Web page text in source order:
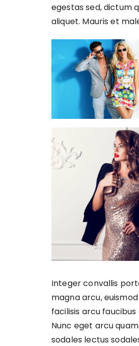
egestas sed, dictum
aliquet. Mauris et
Integer convallis
magna arcu,
facilisis arcu
Nunc eget arcu
sodales lectus